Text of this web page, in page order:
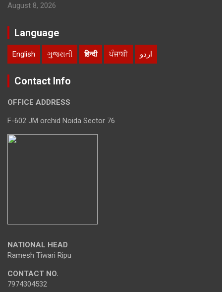
August 8, 2026
Language
English ગુજરાતી हिन्दी ਪੰਜਾਬੀ اردو
Contact Info
OFFICE ADDRESS
F-602 JM orchid Noida Sector 76
NATIONAL HEAD
Ramesh Tiwari Ripu
CONTACT NO.
7974304532